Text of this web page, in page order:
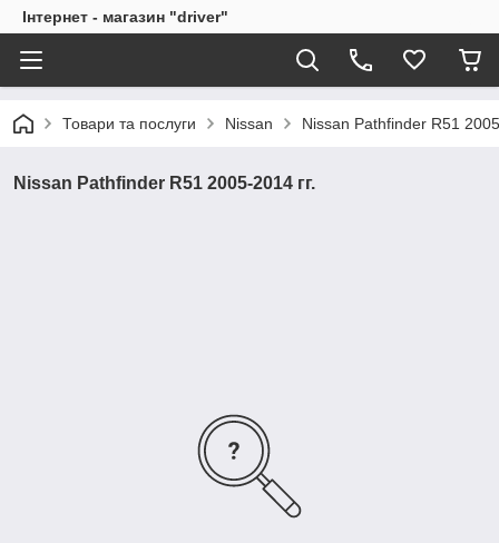
Інтернет - магазин "driver"
Товари та послуги Nissan Nissan Pathfinder R51
Nissan Pathfinder R51 2005-2014 гг.